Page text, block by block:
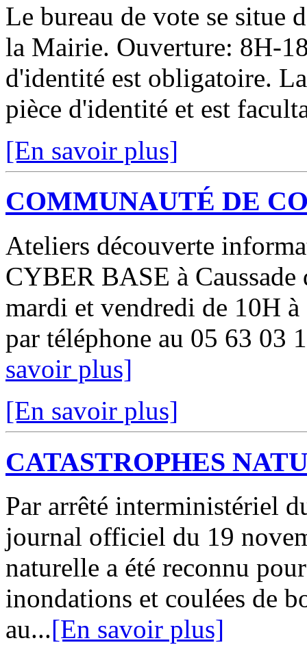
Le bureau de vote se situe
la Mairie. Ouverture: 8H-
d'identité est obligatoire.
pièce d'identité et est
[En savoir plus]
COMMUNAUTÉ DE
Ateliers découverte
CYBER BASE à
mardi et vendredi de 10H
par téléphone au 05 63 03
savoir plus]
[En savoir plus]
CATASTROPHES
Par arrêté interministériel
journal officiel du 19
naturelle a été reconnu
inondations et coulées de
au...[En savoir plus]